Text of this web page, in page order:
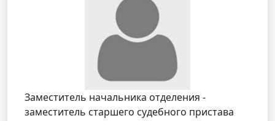
Заместитель начальника отделения -
заместитель старшего судебного пристава